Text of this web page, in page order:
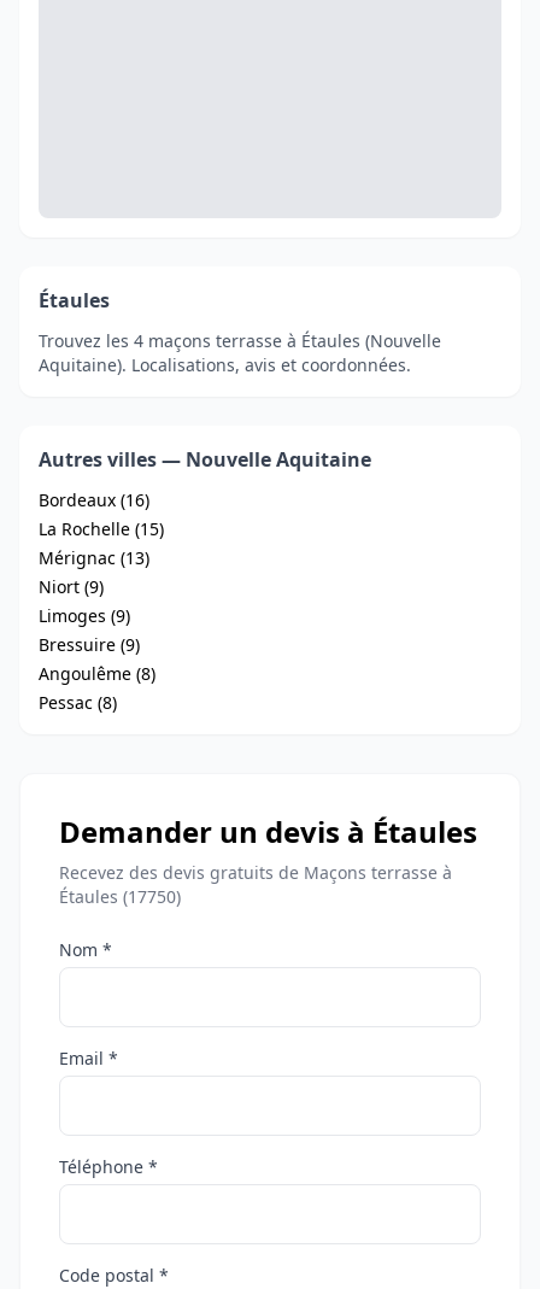
Étaules
Trouvez les 4 maçons terrasse à Étaules (Nouvelle
Aquitaine). Localisations, avis et coordonnées.
Autres villes — Nouvelle Aquitaine
Bordeaux (16)
La Rochelle (15)
Mérignac (13)
Niort (9)
Limoges (9)
Bressuire (9)
Angoulême (8)
Pessac (8)
Demander un devis à Étaules
Recevez des devis gratuits de Maçons terrasse à
Étaules (17750)
Nom *
Email *
Téléphone *
Code postal *